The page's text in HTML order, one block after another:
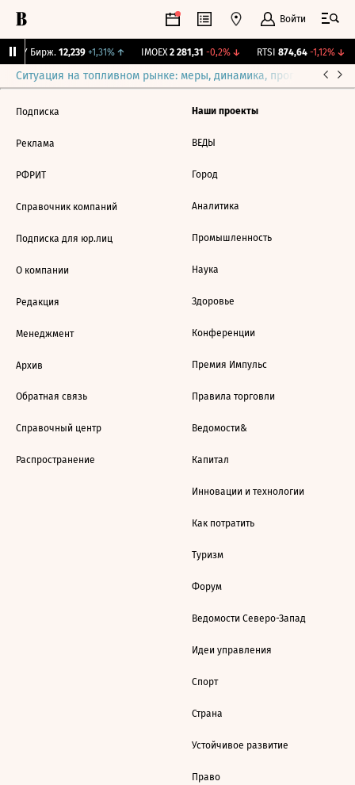
Войти
CNY Бирж. 12,239 +1,31%↑ IMOEX 2 281,31 -0,2%↓ RTSI 874,64 -1,12%↓
Ситуация на топливном рынке: меры, динамика, прогнозы
Подписка
Реклама
РФРИТ
Справочник компаний
Подписка для юр.лиц
О компании
Редакция
Менеджмент
Архив
Обратная связь
Справочный центр
Распространение
Наши проекты
ВЕДЫ
Город
Аналитика
Промышленность
Наука
Здоровье
Конференции
Премия Импульс
Правила торговли
Ведомости&
Капитал
Инновации и технологии
Как потратить
Туризм
Форум
Ведомости Северо-Запад
Идеи управления
Спорт
Страна
Устойчивое развитие
Право